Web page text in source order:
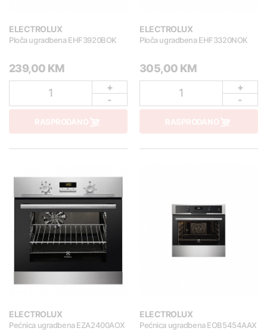
ELECTROLUX
Ploča ugradbena EHF3920BOK
239,00 KM
1
+
-
RASPRODANO
ELECTROLUX
Ploča ugradbena EHF3320NOK
305,00 KM
1
+
-
RASPRODANO
ELECTROLUX
Pećnica ugradbena EZA2400AOX
ELECTROLUX
Pećnica ugradbena EOB5454AAX